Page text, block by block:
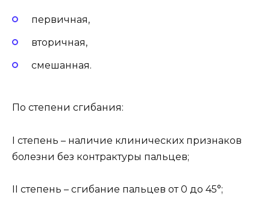
первичная,
вторичная,
смешанная.
По степени сгибания:
I степень – наличие клинических признаков
болезни без контрактуры пальцев;
II степень – сгибание пальцев от 0 до 45°;